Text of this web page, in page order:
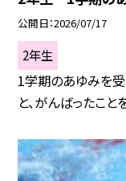
公開日 2026/07/17
2年生
1学期のあゆみを受
と、がんばったこと